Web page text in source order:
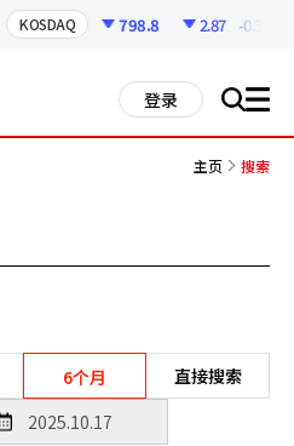
KOSDAQ 798.8 2.87 -0.36%
登录 搜 all
主页 搜索
6个月 直接搜索